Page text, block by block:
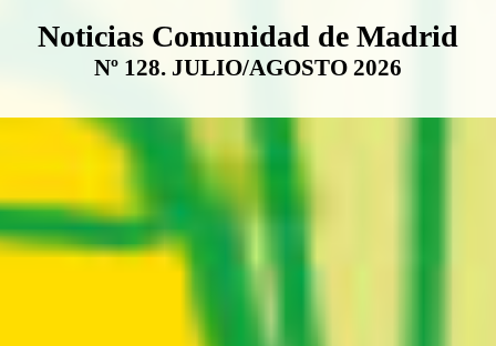
Boletín Noticias Comunidad de
Noticias Comunidad de Madrid
Nº 128. JULIO/AGOSTO 2026